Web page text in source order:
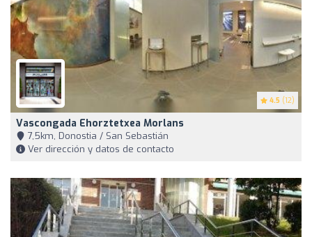
4.5 (12)
Vascongada Ehorztetxea Morlans
7,5km, Donostia / San Sebastián
Ver dirección y datos de contacto